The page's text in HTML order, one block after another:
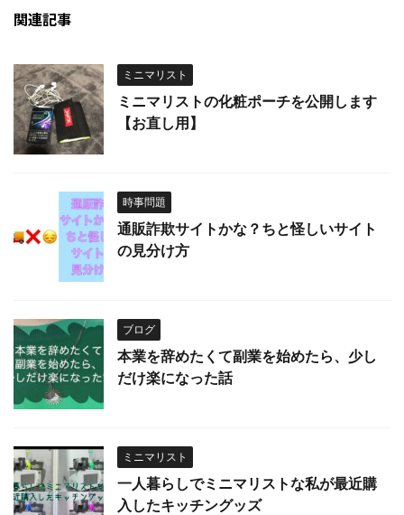
関連記事
ミニマリスト
ミニマリストの化粧ポーチを公開します
【お直し用】
時事問題
通販詐欺サイトかな？ちと怪しいサイト
の見分け方
ブログ
本業を辞めたくて副業を始めたら、少し
だけ楽になった話
ミニマリスト
一人暮らしでミニマリストな私が最近購
入したキッチングッズ